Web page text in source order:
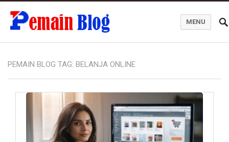
MENU
PEMAIN BLOG TAG: BELANJA ONLINE